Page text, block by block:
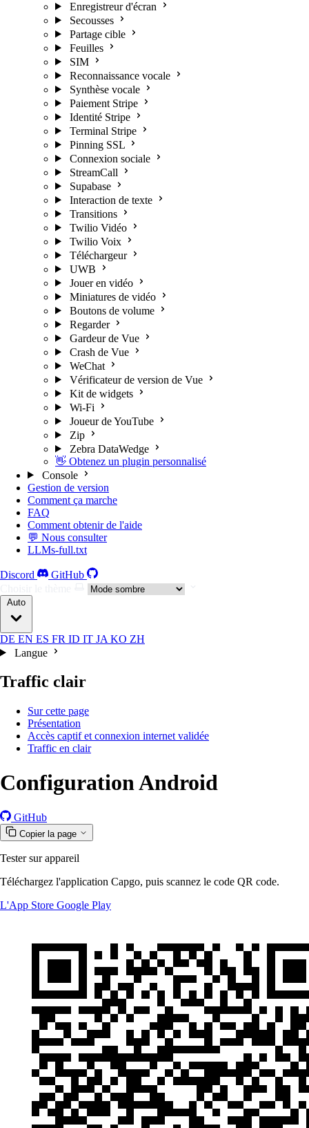
Enregistreur d'écran
Secousses
Partage cible
Feuilles
SIM
Reconnaissance vocale
Synthèse vocale
Paiement Stripe
Identité Stripe
Terminal Stripe
Pinning SSL
Connexion sociale
StreamCall
Supabase
Interaction de texte
Transitions
Twilio Vidéo
Twilio Voix
Téléchargeur
UWB
Jouer en vidéo
Miniatures de vidéo
Boutons de volume
Regarder
Gardeur de Vue
Crash de Vue
WeChat
Vérificateur de version de Vue
Kit de widgets
Wi-Fi
Joueur de YouTube
Zip
Zebra DataWedge
👋 Obtenez un plugin personnalisé
Console
Gestion de version
Comment ça marche
FAQ
Comment obtenir de l'aide
💬 Nous consulter
LLMs-full.txt
Discord
GitHub
Auto
DE EN ES FR ID IT JA KO ZH
Langue
Traffic clair
Sur cette page
Présentation
Accès captif et connexion internet validée
Traffic en clair
Configuration Android
GitHub
Copier la page
Tester sur appareil
Téléchargez l'application Capgo, puis scannez le code QR code.
L'App Store Google Play